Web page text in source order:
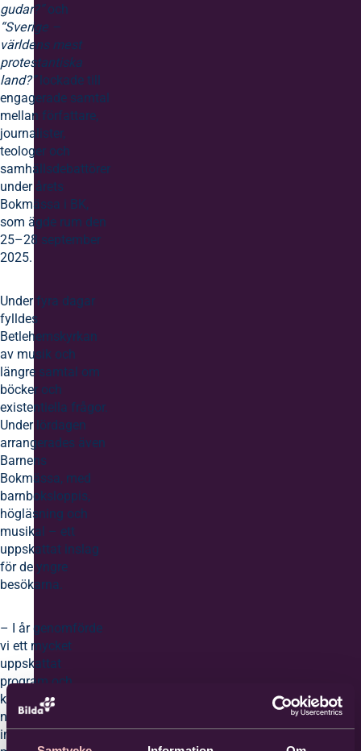
gudar?”och
“Sverige –
världens mest
protestantiska
land?”lockade till
engagerade samtal
mellan författare,
journalister,
teologer och
samhällsdebattörer
under årets
Bokmässa i BK,
som ägde rum den
25–28 september
2025.
Under fyra dagar
fylldes
Betlehemskyrkan
av musik och
längre samtal om
böcker och
existentiella frågor.
Under lördagen
arrangerades även
Barnens
Bokmässa, med
barnboksloppis,
högläsning och
musikal – ett
uppskattat inslag
för de yngre
besökarna.
– I år genomförde
vi ett mycket
uppskattat
program och
kyrkan fylldes av
nyfikna och
intresserade